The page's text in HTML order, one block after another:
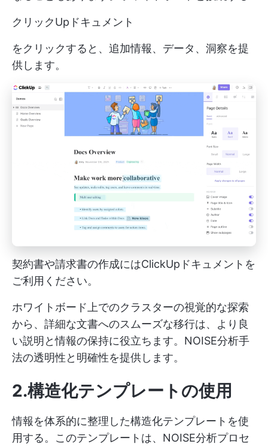
クリックUpドキュメント
をクリックすると、追加情報、データ、洞察を提
供します。
契約書や請求書の作成にはClickUpドキュメントを
ご利用ください。
ホワイトボード上でのクラスターの視覚的な探索
から、詳細な文書へのスムーズな移行は、より良
い説明と情報の保持に役立ちます。NOISE分析手
法の透明性と明確性を提供します。
2.構造化テンプレートの使用
情報を体系的に整理した構造化テンプレートを使
用する。このテンプレートは、NOISE分析プロセ